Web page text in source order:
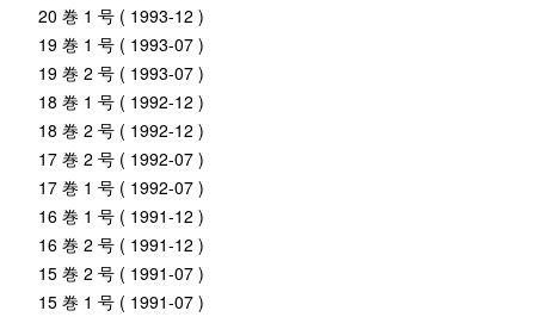
20 巻 1 号 ( 1993-12 )
19 巻 1 号 ( 1993-07 )
19 巻 2 号 ( 1993-07 )
18 巻 1 号 ( 1992-12 )
18 巻 2 号 ( 1992-12 )
17 巻 2 号 ( 1992-07 )
17 巻 1 号 ( 1992-07 )
16 巻 1 号 ( 1991-12 )
16 巻 2 号 ( 1991-12 )
15 巻 2 号 ( 1991-07 )
15 巻 1 号 ( 1991-07 )